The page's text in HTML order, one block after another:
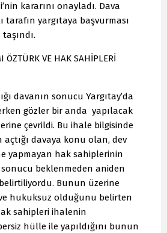
kararını onayladı. Dava
tarafın yargıtaya başvurması
ÖZTÜRK VE HAK SAHİPLERİ
davanın sonucu Yargıtay’da
gözler bir anda yapılacak
çevrildi. Bu ihale bilgisinde
açtığı davaya konu olan, dev
yapmayan hak sahiplerinin
sonucu beklenmeden aniden
belirtiliyordu. Bunun üzerine
hukuksuz olduğunu belirten
sahipleri ihalenin
hülle ile yapıldığını bunun